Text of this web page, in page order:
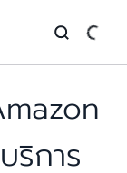
ริการ